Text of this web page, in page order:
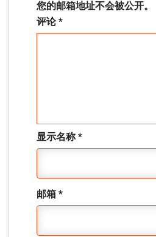
您的邮箱地址不会被公开。
评论*
显示名称*
邮箱 *